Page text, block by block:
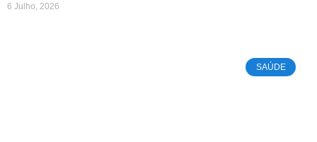
6 Julho, 2026
SAÚDE